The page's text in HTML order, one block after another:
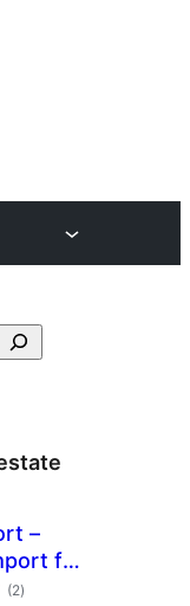
–
for
(2totaal
waarderingen
)